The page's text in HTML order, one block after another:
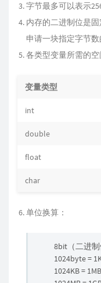
字节最多可以表示
内存的二进制位是
申请一块指定字节
各类型变量所需的空
变量类型
int
double
float
char
单位换算：
8bit（二进制
1024byte =
1024KB = 1MB